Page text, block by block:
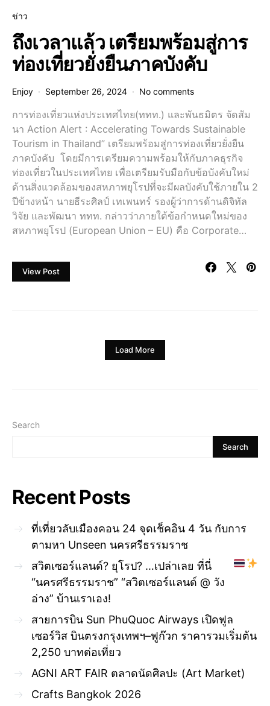
ข่าว
ถึงเวลาแล้ว เตรียมพร้อมสู่การ
ท่องเที่ยวยั่งยืนภาคบังคับ
Enjoy September 26, 2024 No comments
การท่องเที่ยวแห่งประเทศไทย(ททท.) และพันธมิตร จัดสัม
นา Action Alert : Accelerating Towards Sustainable
Tourism in Thailand” เตรียมพร้อมสู่การท่องเที่ยวยั่งยืน
ภาคบังคับ โดยมีการเตรียมความพร้อมให้กับภาคธุรกิจ
ท่องเที่ยวในประเทศไทย เพื่อเตรียมรับมือกับข้อบังคับใหม่
ด้านสิ่งแวดล้อมของสหภาพยุโรปที่จะมีผลบังคับใช้ภายใน 2
ปีข้างหน้า นายธีระศิลป์ เทเพนทร์ รองผู้ว่าการด้านดิจิทัล
วิจัย และพัฒนา ททท. กล่าวว่าภายใต้ข้อกำหนดใหม่ของ
สหภาพยุโรป (European Union – EU) คือ Corporate…
View Post
Load More
Search
Search
Recent Posts
ที่เที่ยวลับเมืองคอน 24 จุดเช็คอิน 4 วัน กับการ
ตามหา Unseen นครศรีธรรมราช
สวิตเซอร์แลนด์? ยุโรป? …เปล่าเลย ที่นี่
“นครศรีธรรมราช” “สวิตเซอร์แลนด์ @ วัง
อ่าง” บ้านเราเอง!
สายการบิน Sun PhuQuoc Airways เปิดฟูล
เซอร์วิส บินตรงกรุงเทพฯ–ฟูก๊วก ราคารวมเริ่มต้น
2,250 บาทต่อเที่ยว
AGNI ART FAIR ตลาดนัดศิลปะ (Art Market)
Crafts Bangkok 2026